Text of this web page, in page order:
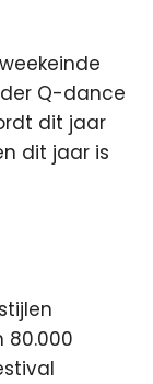
Q-dance
dit jaar
dit jaar is